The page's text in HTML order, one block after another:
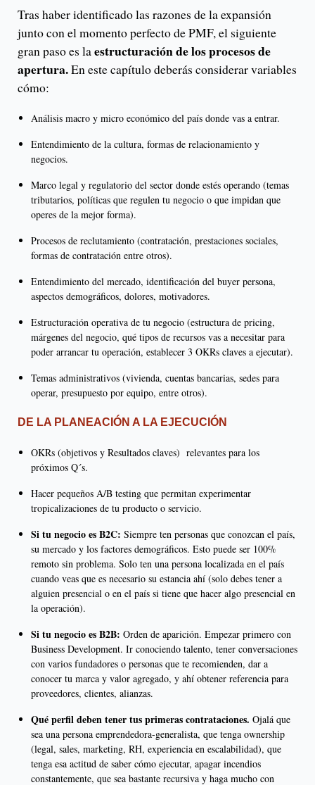
Tras haber identificado las razones de la expansión
junto con el momento perfecto de PMF, el siguiente
gran paso es laestructuración de los procesos de
apertura.En este capítulo deberás considerar variables
cómo:
Análisis macro y micro económico del país donde vas a entrar.
Entendimiento de la cultura, formas de relacionamiento y
negocios.
Marco legal y regulatorio del sector donde estés operando (temas
tributarios, políticas que regulen tu negocio o que impidan que
operes de la mejor forma).
Procesos de reclutamiento (contratación, prestaciones sociales,
formas de contratación entre otros).
Entendimiento del mercado, identificación del buyer persona,
aspectos demográficos, dolores, motivadores.
Estructuración operativa de tu negocio (estructura de pricing,
márgenes del negocio, qué tipos de recursos vas a necesitar para
poder arrancar tu operación, establecer 3 OKRs claves a ejecutar).
Temas administrativos (vivienda, cuentas bancarias, sedes para
operar, presupuesto por equipo, entre otros).
DE LA PLANEACIÓN A LA EJECUCIÓN
OKRs (objetivos y Resultados claves) relevantes para los
próximos Q´s.
Hacer pequeños A/B testing que permitan experimentar
tropicalizaciones de tu producto o servicio.
Si tu negocio es B2C: Siempre ten personas que conozcan el país,
su mercado y los factores demográficos. Esto puede ser 100%
remoto sin problema. Solo ten una persona localizada en el país
cuando veas que es necesario su estancia ahí (solo debes tener a
alguien presencial o en el país si tiene que hacer algo presencial en
la operación).
Si tu negocio es B2B: Orden de aparición. Empezar primero con
Business Development. Ir conociendo talento, tener conversaciones
con varios fundadores o personas que te recomienden, dar a
conocer tu marca y valor agregado, y ahí obtener referencia para
proveedores, clientes, alianzas.
Qué perfil deben tener tus primeras contrataciones. Ojalá que
sea una persona emprendedora-generalista, que tenga ownership
(legal, sales, marketing, RH, experiencia en escalabilidad), que
tenga esa actitud de saber cómo ejecutar, apagar incendios
constantemente, que sea bastante recursiva y haga mucho con